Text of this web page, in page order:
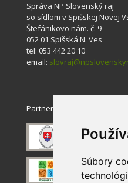
Súbory
Správa NP Slovenský raj
so sídlom v Spišskej Novej
Štefánikovo nám. č. 9
052 01 Spišská N. Ves
tel: 053 442 20 10
email:
Partneri